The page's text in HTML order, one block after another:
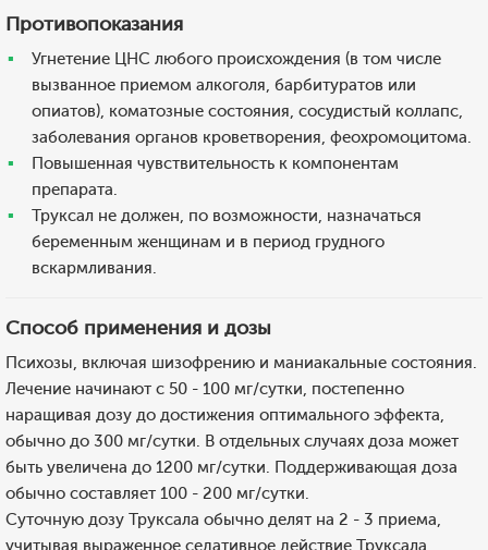
Противопоказания
Угнетение ЦНС любого происхождения (в том числе
вызванное приемом алкоголя, барбитуратов или
опиатов), коматозные состояния, сосудистый коллапс,
заболевания органов кроветворения, феохромоцитома.
Повышенная чувствительность к компонентам
препарата.
Труксал не должен, по возможности, назначаться
беременным женщинам и в период грудного
вскармливания.
Способ применения и дозы
Психозы, включая шизофрению и маниакальные состояния.
Лечение начинают с 50 - 100 мг/сутки, постепенно
наращивая дозу до достижения оптимального эффекта,
обычно до 300 мг/сутки. В отдельных случаях доза может
быть увеличена до 1200 мг/сутки. Поддерживающая доза
обычно составляет 100 - 200 мг/сутки.
Суточную дозу Труксала обычно делят на 2 - 3 приема,
учитывая выраженное седативное действие Труксала,